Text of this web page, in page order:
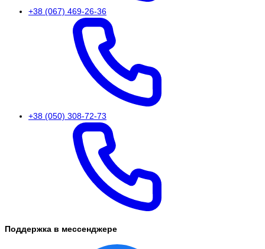
+38 (067) 469-26-36
+38 (050) 308-72-73
Поддержка в мессенджере